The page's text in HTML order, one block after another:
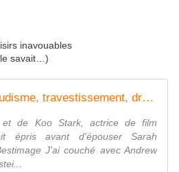
inavouables
savait…)
Le prince Andrew : nudisme, travestissement, droit de cuissage... ses plaisirs inavouables (Tout ce que la famille royale savait...) - MOINS de BIENS PLUS de LIENS
et de Koo Stark, actrice de film
épris avant d'épouser Sarah
J'ai couché avec Andrew